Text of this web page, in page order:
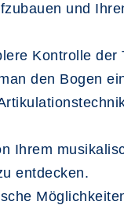
und
Kontrolle
den Bogen
Ihrem
entdecken.